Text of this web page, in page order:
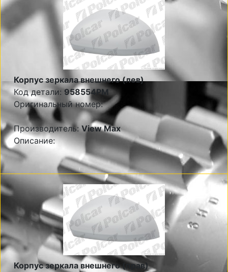
Корпус зеркала внешнего (лев)
Код детали: 958554PM
Оригинальный номер:
Производитель:View Max
Описание:
Корпус зеркала внешнего (прав)